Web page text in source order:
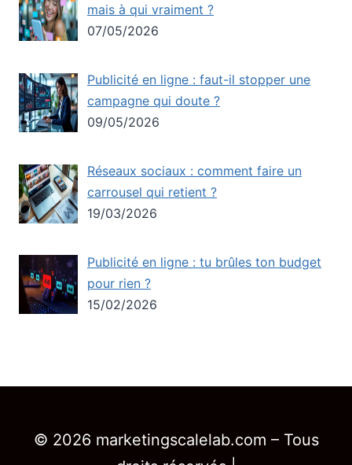
mais à qui vraiment ?
07/05/2026
Publicité en ligne : faut-il stopper une
campagne qui doute ?
09/05/2026
Réseaux sociaux : comment faire un
carrousel qui retient ?
19/03/2026
Publicité en ligne : tu brûles ton budget
pour rien ?
15/02/2026
© 2026 marketingscalelab.com – Tous